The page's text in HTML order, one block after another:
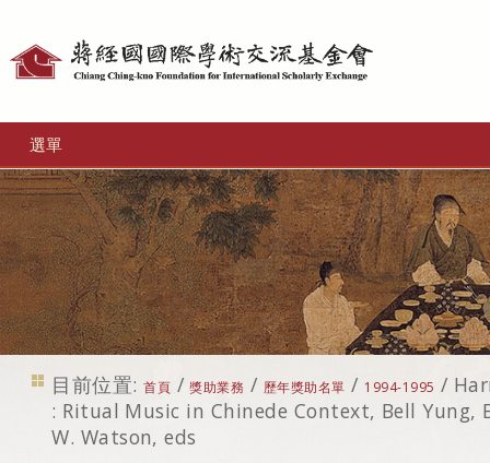
選單
目前位置: 首頁 /獎助業務 / 歷年獎助名單 / 1994-1995 /
: Ritual Music in Chinede Context, Bell Yung,
W. Watson, eds